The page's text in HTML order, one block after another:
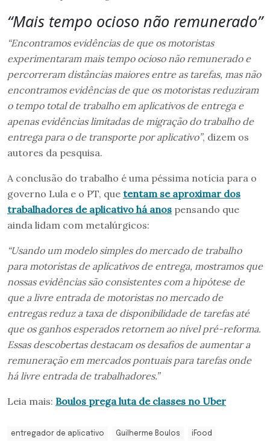
“Mais tempo ocioso não remunerado”
“Encontramos evidências de que os motoristas
experimentaram mais tempo ocioso não remunerado e
percorreram distâncias maiores entre as tarefas, mas não
encontramos evidências de que os motoristas reduziram
o tempo total de trabalho em aplicativos de entrega e
apenas evidências limitadas de migração do trabalho de
entrega para o de transporte por aplicativo”, dizem os
autores da pesquisa.
A conclusão do trabalho é uma péssima notícia para o
governo Lula e o PT, que tentam se aproximar dos
trabalhadores de aplicativo há anos pensando que
ainda lidam com metalúrgicos:
“Usando um modelo simples do mercado de trabalho
para motoristas de aplicativos de entrega, mostramos que
nossas evidências são consistentes com a hipótese de
que a livre entrada de motoristas no mercado de
entregas reduz a taxa de disponibilidade de tarefas até
que os ganhos esperados retornem ao nível pré-reforma.
Essas descobertas destacam os desafios de aumentar a
remuneração em mercados pontuais para tarefas onde
há livre entrada de trabalhadores.”
Leia mais: Boulos prega luta de classes no Uber
entregador de aplicativo Guilherme Boulos iFood